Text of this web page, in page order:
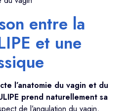
entre la
et une
l’anatomie du vagin et du
prend naturellement sa